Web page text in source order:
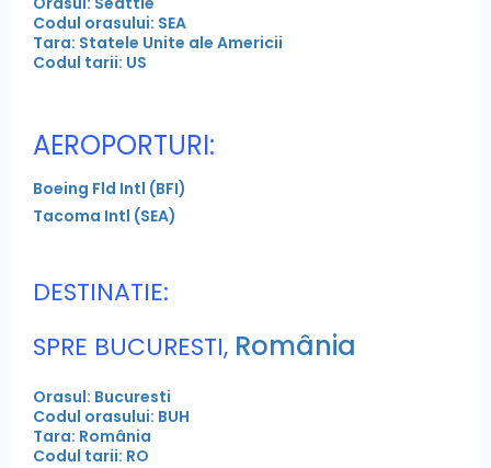
Codul orasului: SEA
Tara: Statele Unite ale Americii
Codul tarii: US
AEROPORTURI:
Boeing Fld Intl (BFI)
Tacoma Intl (SEA)
DESTINATIE:
SPRE BUCURESTI, România
Orasul: Bucuresti
Codul orasului: BUH
Tara: România
Codul tarii: RO